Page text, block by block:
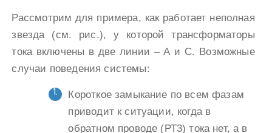
Рассмотрим для примера, как работает неполная
звезда (см. рис.), у которой трансформаторы
тока включены в две линии – А и С. Возможные
случаи поведения системы:
Короткое замыкание по всем фазам
приводит к ситуации, когда в
обратном проводе (РТ3) тока нет, а в